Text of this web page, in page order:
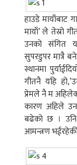
हाउडे मायाँबाट
मायाँ’ ले तेस्रो
उनको संगित
सुपरडुपर मात्रै
स्थानमा
गीतनै यहि
प्रेमले नै म
कारण अहिले
बढेको छ ।
आमन्त्रण